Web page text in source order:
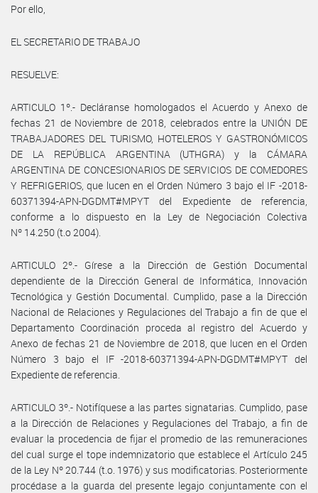
Por ello,
EL SECRETARIO DE TRABAJO
RESUELVE:
ARTICULO 1º.- Decláranse homologados el Acuerdo y Anexo de
fechas 21 de Noviembre de 2018, celebrados entre la UNIÓN DE
TRABAJADORES DEL TURISMO, HOTELEROS Y GASTRONÓMICOS
DE LA REPÚBLICA ARGENTINA (UTHGRA) y la CÁMARA
ARGENTINA DE CONCESIONARIOS DE SERVICIOS DE COMEDORES
Y REFRIGERIOS, que lucen en el Orden Número 3 bajo el IF -2018-
60371394-APN-DGDMT#MPYT del Expediente de referencia,
conforme a lo dispuesto en la Ley de Negociación Colectiva
Nº 14.250 (t.o 2004).
ARTICULO 2º.- Gírese a la Dirección de Gestión Documental
dependiente de la Dirección General de Informática, Innovación
Tecnológica y Gestión Documental. Cumplido, pase a la Dirección
Nacional de Relaciones y Regulaciones del Trabajo a fin de que el
Departamento Coordinación proceda al registro del Acuerdo y
Anexo de fechas 21 de Noviembre de 2018, que lucen en el Orden
Número 3 bajo el IF -2018-60371394-APN-DGDMT#MPYT del
Expediente de referencia.
ARTICULO 3º.- Notifíquese a las partes signatarias. Cumplido, pase
a la Dirección de Relaciones y Regulaciones del Trabajo, a fin de
evaluar la procedencia de fijar el promedio de las remuneraciones
del cual surge el tope indemnizatorio que establece el Artículo 245
de la Ley Nº 20.744 (t.o. 1976) y sus modificatorias. Posteriormente
procédase a la guarda del presente legajo conjuntamente con el